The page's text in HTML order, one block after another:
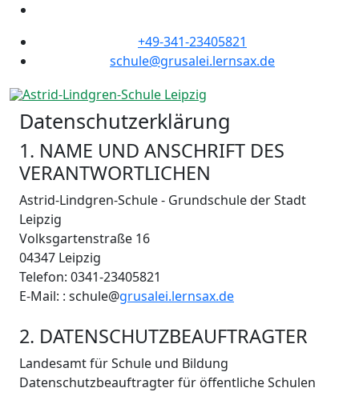
+49-341-23405821
schule@grusalei.lernsax.de
Datenschutzerklärung
1. NAME UND ANSCHRIFT DES
VERANTWORTLICHEN
Astrid-Lindgren-Schule - Grundschule der Stadt
Leipzig
Volksgartenstraße 16
04347 Leipzig
Telefon: 0341-23405821
E-Mail: : schule@grusalei.lernsax.de
2. DATENSCHUTZBEAUFTRAGTER
Landesamt für Schule und Bildung
Datenschutzbeauftragter für öffentliche Schulen